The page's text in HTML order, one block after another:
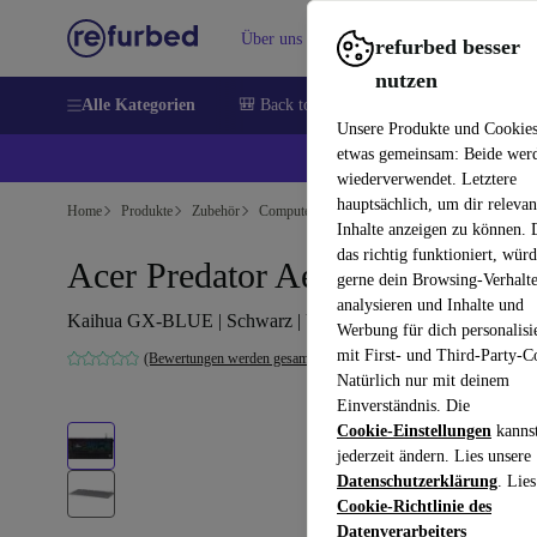
refurbed besser
nutzen
Unsere Produkte und
etwas gemeinsam: Beide
wiederverwendet. Letztere
hauptsächlich, um dir
Inhalte anzeigen zu können.
das richtig funktioniert,
gerne dein Browsing-
analysieren und Inhalte und
Werbung für dich
mit First- und Third-Party-
Natürlich nur mit deinem
Einverständnis. Die
Cookie-Einstellungen
jederzeit ändern. Lies unsere
Datenschutzerklärung.
Cookie-Richtlinie des
Datenverarbeiters
Über uns Verkaufen Hilfe
Alle Kategorien 🎒 Back to school
💰
Home Produkte Zubehör Computer Zubehör Tastaturen
Acer Predator Aethon 500
Kaihua GX-BLUE | Schwarz | US
(Bewertungen werden gesammelt)